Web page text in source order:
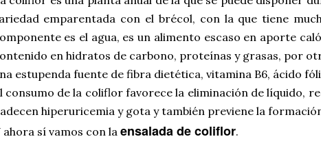
emparentada con el brécol, con la que tiene
es el agua, es un alimento escaso en aporte
en hidratos de carbono, proteínas y grasas, por
estupenda fuente de fibra dietética, vitamina B6, ácido
consumo de la coliflor favorece la eliminación de líquido,
hiperuricemia y gota y también previene la
ahora sí vamos con la ensalada de coliflor.